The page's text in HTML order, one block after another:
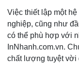
Việc thiết lập một
nghiệp, cũng như
có thể phù hợp với
InNhanh.com.vn.
chất lượng tuyệt vời